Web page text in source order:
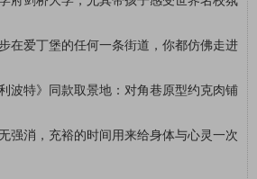
在爱丁堡的任何一条街道，你都仿佛走进
波特》同款取景地：对角巷原型约克肉铺
强消，充裕的时间用来给身体与心灵一次